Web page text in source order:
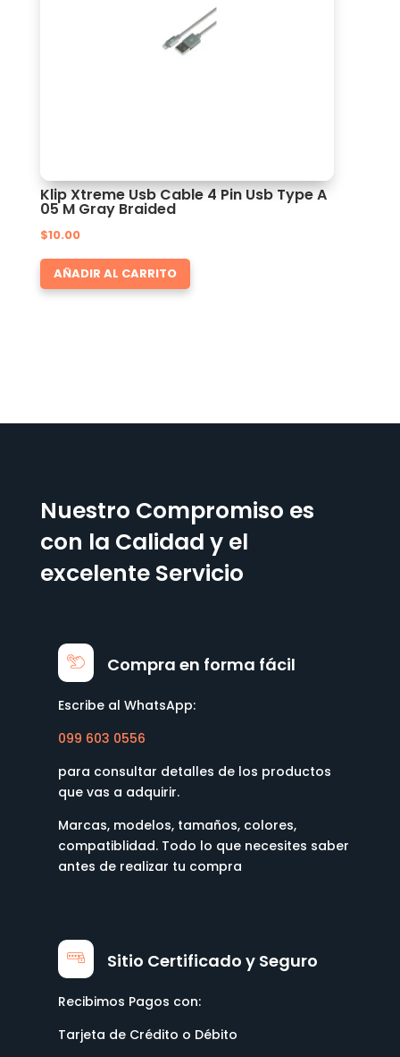
Klip Xtreme Usb Cable 4 Pin Usb Type A
05 M Gray Braided
$10.00
AÑADIR AL CARRITO
Nuestro Compromiso es
con la Calidad y el
excelente Servicio
Compra en forma fácil
Escribe al WhatsApp:
099 603 0556
para consultar detalles de los productos
que vas a adquirir.
Marcas, modelos, tamaños, colores,
compatiblidad. Todo lo que necesites saber
antes de realizar tu compra
Sitio Certificado y Seguro
Recibimos Pagos con:
Tarjeta de Crédito o Débito